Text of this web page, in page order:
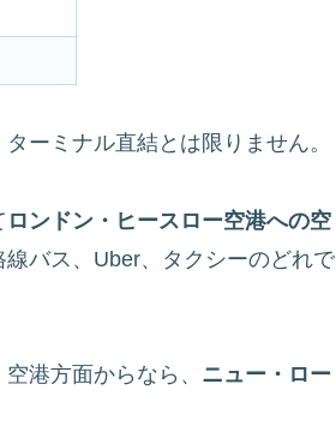
ーミナル直結とは限りません。
ロンドン・ヒースロー空港への空
バス、Uber、タクシーのどれで
港方面からなら、 ニュー・ロー